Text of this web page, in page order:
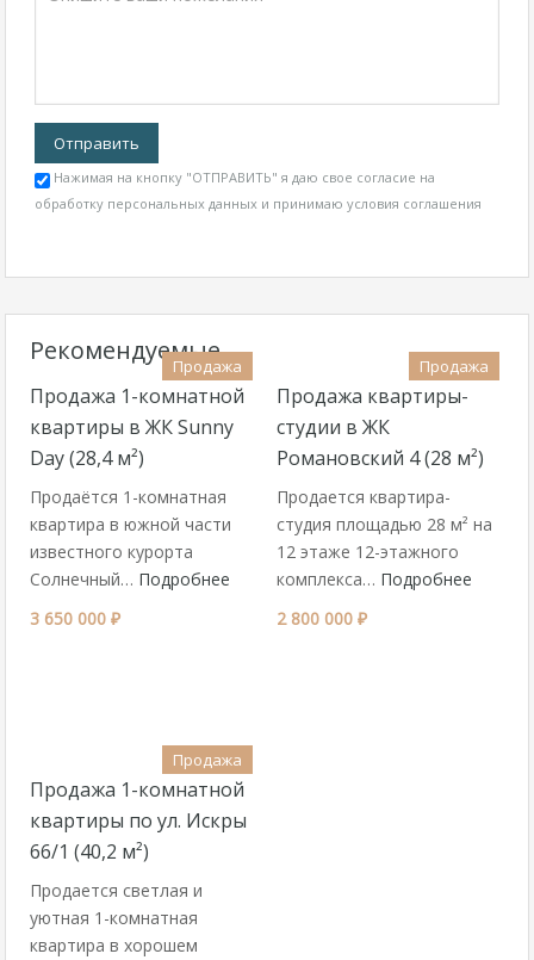
Нажимая на кнопку "ОТПРАВИТЬ" я даю свое согласие на
обработку персональных данных и принимаю условия соглашения
Рекомендуемые
Продажа
Продажа 1-комнатной
квартиры в ЖК Sunny
Day (28,4 м²)
Продаётся 1-комнатная
квартира в южной части
известного курорта
Солнечный… Подробнее
3 650 000 ₽
Продажа
Продажа квартиры-
студии в ЖК
Романовский 4 (28 м²)
Продается квартира-
студия площадью 28 м² на
12 этаже 12-этажного
комплекса… Подробнее
2 800 000 ₽
Продажа
Продажа 1-комнатной
квартиры по ул. Искры
66/1 (40,2 м²)
Продается светлая и
уютная 1-комнатная
квартира в хорошем